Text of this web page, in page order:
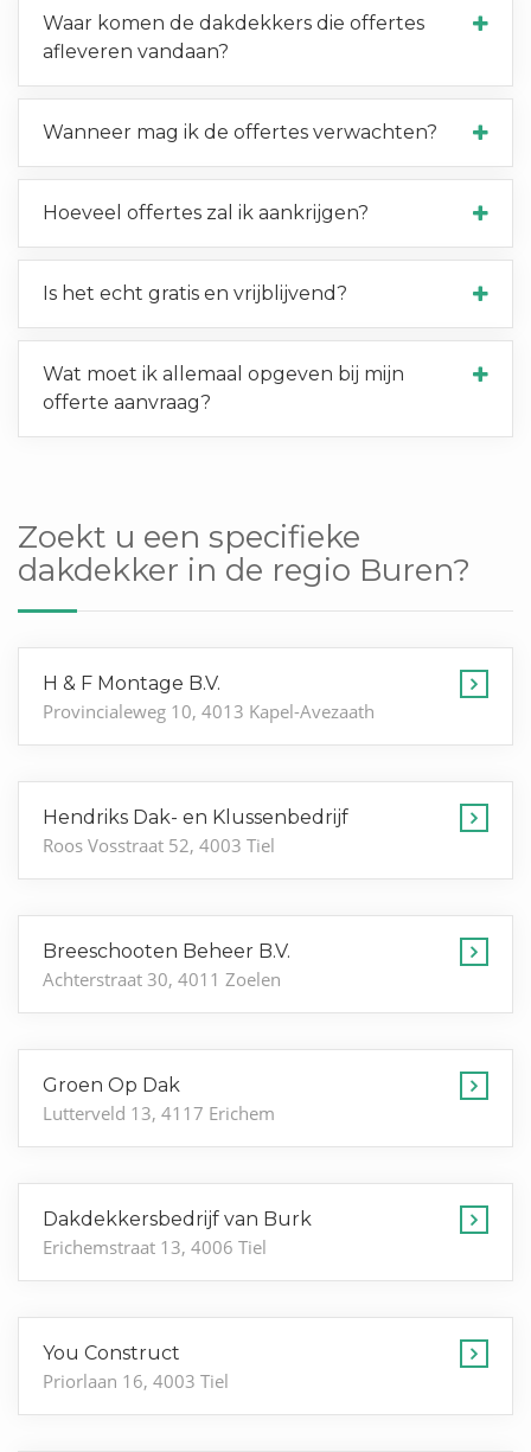
Waar komen de dakdekkers die offertes
afleveren vandaan?
Wanneer mag ik de offertes verwachten?
Hoeveel offertes zal ik aankrijgen?
Is het echt gratis en vrijblijvend?
Wat moet ik allemaal opgeven bij mijn
offerte aanvraag?
Zoekt u een specifieke
dakdekker in de regio Buren?
H & F Montage B.V.
Provincialeweg 10, 4013 Kapel-Avezaath
Hendriks Dak- en Klussenbedrijf
Roos Vosstraat 52, 4003 Tiel
Breeschooten Beheer B.V.
Achterstraat 30, 4011 Zoelen
Groen Op Dak
Lutterveld 13, 4117 Erichem
Dakdekkersbedrijf van Burk
Erichemstraat 13, 4006 Tiel
You Construct
Priorlaan 16, 4003 Tiel